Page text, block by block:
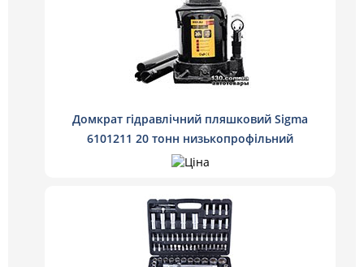
Домкрат гідравлічний пляшковий Sigma
6101211 20 тонн низькопрофільний